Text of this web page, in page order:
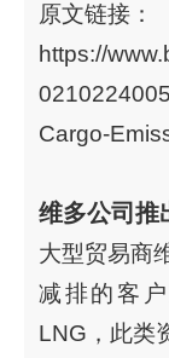
原文链接：
https://
Cargo-
维多公司推
大型贸易商
减排的客
LNG，此类